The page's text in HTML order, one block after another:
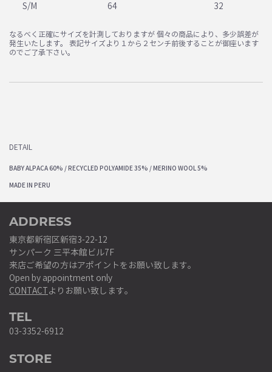
S/M 64 32
なるべく正確にサイズを計測しておりますが 個々の商品により、多少誤差が
発生いたします。 表記サイズより１から２センチ前後することが御座います
のでご了承下さい。
DETAIL
BABY ALPACA 60% / RECYCLED POLYAMIDE 35% / MERINO WOOL 5%
MADE IN PERU
ADDRESS
東京都新宿区新宿3-22-12
サンパーク 三平本館ビル7F
来店ご希望の方はアポイントをお願い致します。
Open by appointment only
CONTACTよりお願い致します。
TEL
03-3352-6912
STORE